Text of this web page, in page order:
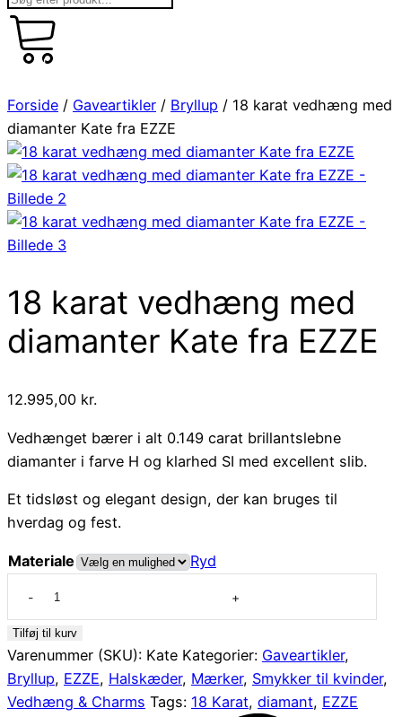
0
0,00 kr.
Forside / Gaveartikler / Bryllup / 18 karat vedhæng med
diamanter Kate fra EZZE
18 karat vedhæng med
diamanter Kate fra EZZE
12.995,00 kr.
Vedhænget bærer i alt 0.149 carat brillantslebne
diamanter i farve H og klarhed SI med excellent slib.
Et tidsløst og elegant design, der kan bruges til
hverdag og fest.
Materiale
Ryd
vedhæng
med
diamanter
Kate
Tilføj til kurv
Varenummer (SKU): Kate Kategorier: Gaveartikler,
Bryllup, EZZE, Halskæder, Mærker, Smykker til kvinder,
Vedhæng & Charms Tags: 18 Karat, diamant, EZZE